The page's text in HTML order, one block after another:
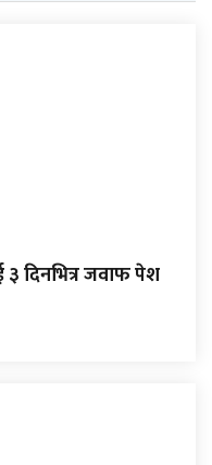
३ दिनभित्र जवाफ पेश